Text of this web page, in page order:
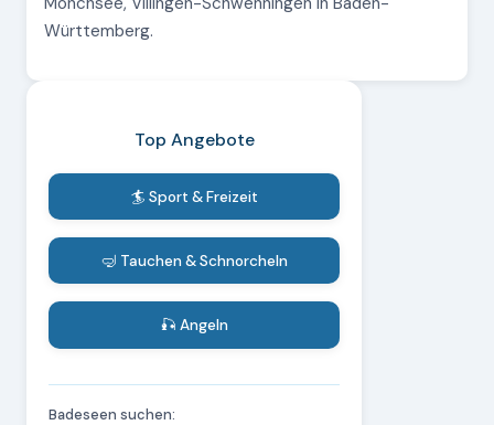
Württemberg.
Top Angebote
🏄 Sport & Freizeit
🤿 Tauchen & Schnorcheln
🎣 Angeln
Badeseen suchen: